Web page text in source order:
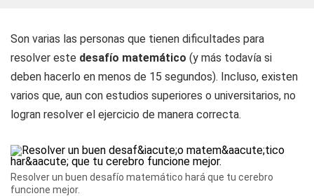
Son varias las personas que tienen dificultades para
resolver este desafío matemático (y más todavía si
deben hacerlo en menos de 15 segundos). Incluso, existen
varios que, aun con estudios superiores o universitarios, no
logran resolver el ejercicio de manera correcta.
Resolver un buen desafío matemático hará que tu cerebro
funcione mejor.